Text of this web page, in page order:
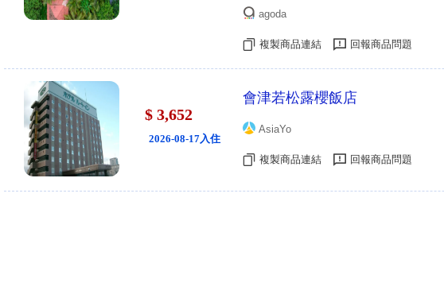
agoda
複製商品連結 回報商品問題
$ 3,652
2026-08-17入住
會津若松露櫻飯店
AsiaYo
複製商品連結 回報商品問題